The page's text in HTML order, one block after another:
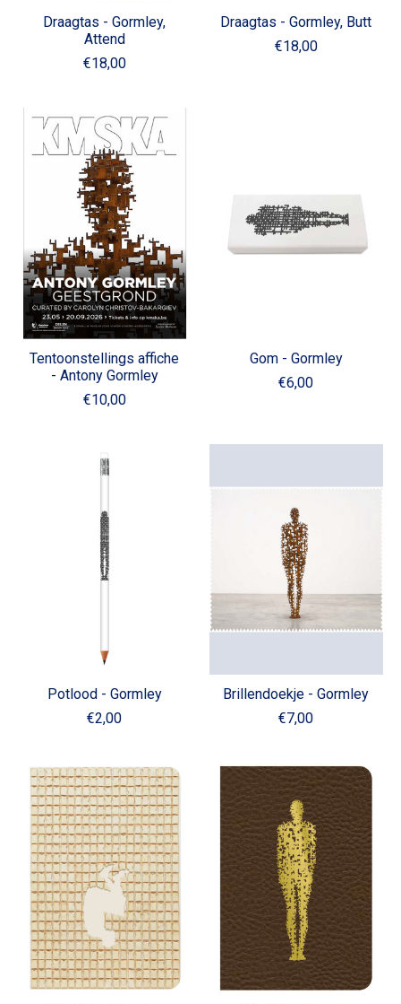
Draagtas - Gormley,
Attend
€18,00
Draagtas - Gormley, Butt
€18,00
Tentoonstellings affiche
- Antony Gormley
€10,00
Gom - Gormley
€6,00
Potlood - Gormley
€2,00
Brillendoekje - Gormley
€7,00